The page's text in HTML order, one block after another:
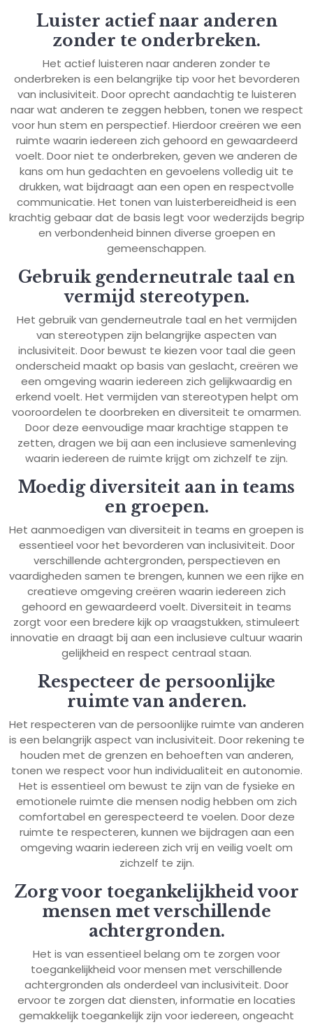
Luister actief naar anderen
zonder te onderbreken.
Het actief luisteren naar anderen zonder te
onderbreken is een belangrijke tip voor het bevorderen
van inclusiviteit. Door oprecht aandachtig te luisteren
naar wat anderen te zeggen hebben, tonen we respect
voor hun stem en perspectief. Hierdoor creëren we een
ruimte waarin iedereen zich gehoord en gewaardeerd
voelt. Door niet te onderbreken, geven we anderen de
kans om hun gedachten en gevoelens volledig uit te
drukken, wat bijdraagt aan een open en respectvolle
communicatie. Het tonen van luisterbereidheid is een
krachtig gebaar dat de basis legt voor wederzijds begrip
en verbondenheid binnen diverse groepen en
gemeenschappen.
Gebruik genderneutrale taal en
vermijd stereotypen.
Het gebruik van genderneutrale taal en het vermijden
van stereotypen zijn belangrijke aspecten van
inclusiviteit. Door bewust te kiezen voor taal die geen
onderscheid maakt op basis van geslacht, creëren we
een omgeving waarin iedereen zich gelijkwaardig en
erkend voelt. Het vermijden van stereotypen helpt om
vooroordelen te doorbreken en diversiteit te omarmen.
Door deze eenvoudige maar krachtige stappen te
zetten, dragen we bij aan een inclusieve samenleving
waarin iedereen de ruimte krijgt om zichzelf te zijn.
Moedig diversiteit aan in teams
en groepen.
Het aanmoedigen van diversiteit in teams en groepen is
essentieel voor het bevorderen van inclusiviteit. Door
verschillende achtergronden, perspectieven en
vaardigheden samen te brengen, kunnen we een rijke en
creatieve omgeving creëren waarin iedereen zich
gehoord en gewaardeerd voelt. Diversiteit in teams
zorgt voor een bredere kijk op vraagstukken, stimuleert
innovatie en draagt bij aan een inclusieve cultuur waarin
gelijkheid en respect centraal staan.
Respecteer de persoonlijke
ruimte van anderen.
Het respecteren van de persoonlijke ruimte van anderen
is een belangrijk aspect van inclusiviteit. Door rekening te
houden met de grenzen en behoeften van anderen,
tonen we respect voor hun individualiteit en autonomie.
Het is essentieel om bewust te zijn van de fysieke en
emotionele ruimte die mensen nodig hebben om zich
comfortabel en gerespecteerd te voelen. Door deze
ruimte te respecteren, kunnen we bijdragen aan een
omgeving waarin iedereen zich vrij en veilig voelt om
zichzelf te zijn.
Zorg voor toegankelijkheid voor
mensen met verschillende
achtergronden.
Het is van essentieel belang om te zorgen voor
toegankelijkheid voor mensen met verschillende
achtergronden als onderdeel van inclusiviteit. Door
ervoor te zorgen dat diensten, informatie en locaties
gemakkelijk toegankelijk zijn voor iedereen, ongeacht